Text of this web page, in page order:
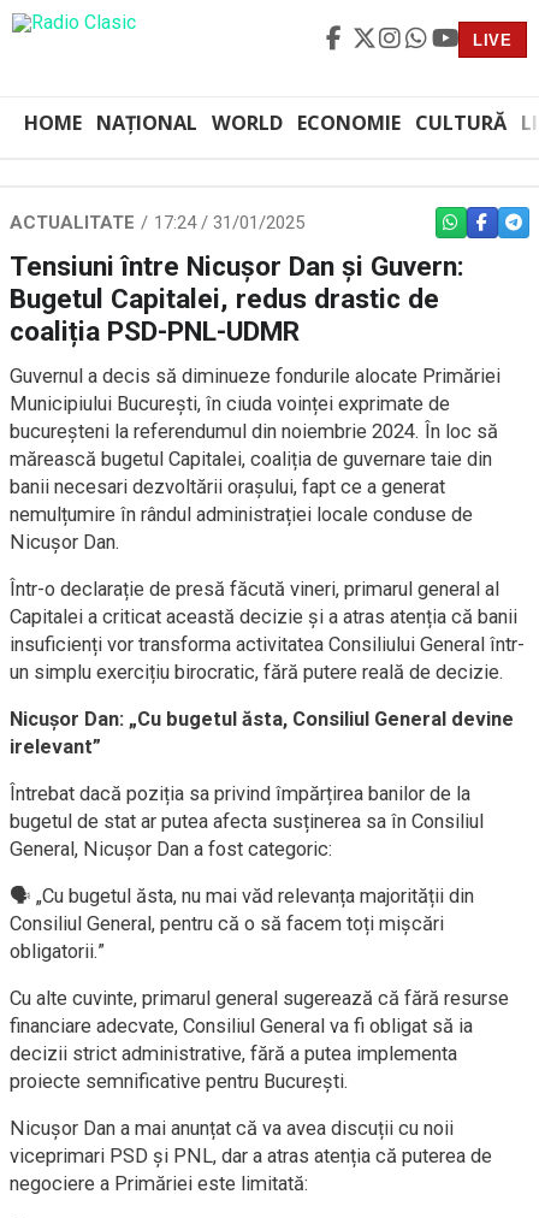
LIVE
HOME NAȚIONAL WORLD ECONOMIE CULTURĂ
ACTUALITATE 17:24 / 31/01/2025 WHATSAPP
Tensiuni între Nicușor Dan și Guvern:
Bugetul Capitalei, redus drastic de
coaliția PSD-PNL-UDMR
Guvernul a decis să diminueze fondurile alocate Primăriei
Municipiului București, în ciuda voinței exprimate de
bucureșteni la referendumul din noiembrie 2024. În loc să
mărească bugetul Capitalei, coaliția de guvernare taie din
banii necesari dezvoltării orașului, fapt ce a generat
nemulțumire în rândul administrației locale conduse de
Nicușor Dan.
Într-o declarație de presă făcută vineri, primarul general al
Capitalei a criticat această decizie și a atras atenția că banii
insuficienți vor transforma activitatea Consiliului General într-
un simplu exercițiu birocratic, fără putere reală de decizie.
Nicușor Dan: „Cu bugetul ăsta, Consiliul General devine
irelevant”
Întrebat dacă poziția sa privind împărțirea banilor de la
bugetul de stat ar putea afecta susținerea sa în Consiliul
General, Nicușor Dan a fost categoric:
🗣 „Cu bugetul ăsta, nu mai văd relevanța majorității din
Consiliul General, pentru că o să facem toți mișcări
obligatorii.”
Cu alte cuvinte, primarul general sugerează că fără resurse
financiare adecvate, Consiliul General va fi obligat să ia
decizii strict administrative, fără a putea implementa
proiecte semnificative pentru București.
Nicușor Dan a mai anunțat că va avea discuții cu noii
viceprimari PSD și PNL, dar a atras atenția că puterea de
negociere a Primăriei este limitată: